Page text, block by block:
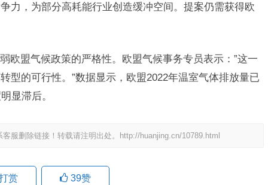
力，为部分高耗能行业创造缓冲空间。提案仍需获得欧
欧盟气候政策的严格性。欧盟气候事务专员表示：”这一
型的可行性。”数据显示，欧盟2022年温室气体排放量已
显滞后。
服删除链接！转载请注明出处。 http://huanjing.cn/10789.html
赏 39赞